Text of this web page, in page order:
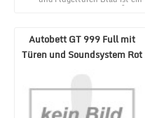
aktuelles Produkt im MÃ¶bel
Autobett GT 999 Full mit
Türen und Soundsystem Rot